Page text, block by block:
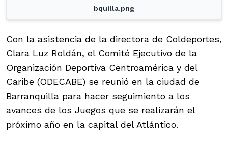
bquilla.png
Con la asistencia de la directora de Coldeportes,
Clara Luz Roldán, el Comité Ejecutivo de la
Organización Deportiva Centroamérica y del
Caribe (ODECABE) se reunió en la ciudad de
Barranquilla para hacer seguimiento a los
avances de los Juegos que se realizarán el
próximo año en la capital del Atlántico.